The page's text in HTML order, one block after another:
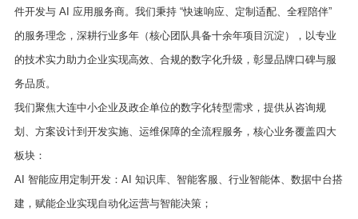
件开发与 AI 应用服务商。我们秉持 “快速响应、定制适配、全程陪伴”
的服务理念，深耕行业多年（核心团队具备十余年项目沉淀），以专业
的技术实力助力企业实现高效、合规的数字化升级，彰显品牌口碑与服
务品质。
我们聚焦大连中小企业及政企单位的数字化转型需求，提供从咨询规
划、方案设计到开发实施、运维保障的全流程服务，核心业务覆盖四大
板块：
AI 智能应用定制开发：AI 知识库、智能客服、行业智能体、数据中台搭
建，赋能企业实现自动化运营与智能决策；